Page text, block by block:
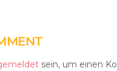
sein, um einen